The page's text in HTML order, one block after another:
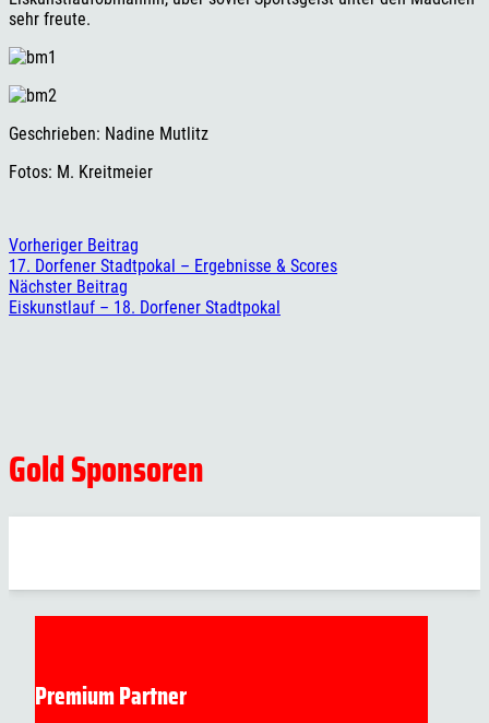
sehr freute.
Geschrieben: Nadine Mutlitz
Fotos: M. Kreitmeier
Vorheriger Beitrag
17. Dorfener Stadtpokal – Ergebnisse & Scores
Nächster Beitrag
Eiskunstlauf – 18. Dorfener Stadtpokal
Gold Sponsoren
Premium Partner